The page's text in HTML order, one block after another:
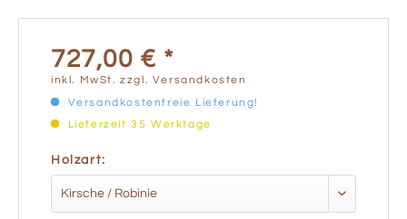
727,00 € *
inkl. MwSt.zzgl. Versandkosten
Versandkostenfreie Lieferung!
Lieferzeit 35 Werktage
Holzart: